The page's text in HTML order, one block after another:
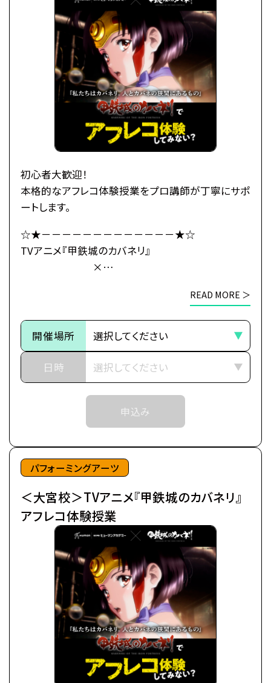
通称・駿城（はやじろ）の一つ、
甲鉄城（こうてつじょう）に乗り込んだ生駒たちは、
熾烈な戦いを潜り抜け、カバネと人の新たな攻防戦
日本海に面する廃坑駅「海門（うなと）」に辿りつい
生駒たちは、同じくカバネから「海門」を奪取せんとす
玄路、虎落、海門の民と「連合軍」を結成し、
カバネ撃退の策を立てるのだが、
「海門」の地にはある“秘密”が
隠されていたのだった――。
そのため、ご予約状況により、
抽選等の対応をさせていただく場合がございます。
※当日ご参加いただける方には校舎の職員より
予約確定のご連絡をいたします。
それまでは予約完了しておりませんので
予めご了承ください。
※中学生以上の方が対象となります。
©カバネリ製作委員会
初心者大歓迎！
本格的なアフレコ体験授業をプロ講師が丁寧にサポ
ートします。
☆★－－－－－－－－－－－－－★☆
TVアニメ『甲鉄城のカバネリ』
×
☆★－－－－－－－－－－－－－★☆
～イントロダクション～
その旅路の先に、新たな運命（さだめ）
世界中に産業革命の波が押し寄せ、
近世から近代に移り変わろうとした頃、
突如として不死の怪物が現れた。
後にカバネと呼ばれる事になるそれらは、
鋼鉄の皮膜に覆われた心臓を持ち、
噛んだ者までもカバネにしてしまう。
カバネは爆発的に増殖し、
全世界を覆い尽くしていった。
極東の島国である日ノ本（ひのもと）で、
分厚い装甲に覆われた蒸気機関車、
通称・駿城（はやじろ）の一つ、
甲鉄城（こうてつじょう）に乗り込んだ生駒たちは、
熾烈な戦いを潜り抜け、カバネと人の新たな攻防戦
日本海に面する廃坑駅「海門（うなと）」に辿りつい
生駒たちは、同じくカバネから「海門」を奪取せんとす
玄路、虎落、海門の民と「連合軍」を結成し、
READ MORE ＞
開催場所
日時
申込み
パフォーミングアーツ
＜大宮校＞TVアニメ『甲鉄城のカバネリ』
アフレコ体験授業